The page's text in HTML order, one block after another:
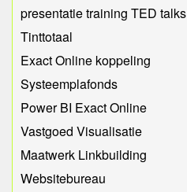
presentatie training TED talks
Tinttotaal
Exact Online koppeling
Systeemplafonds
Power BI Exact Online
Vastgoed Visualisatie
Maatwerk Linkbuilding
Websitebureau